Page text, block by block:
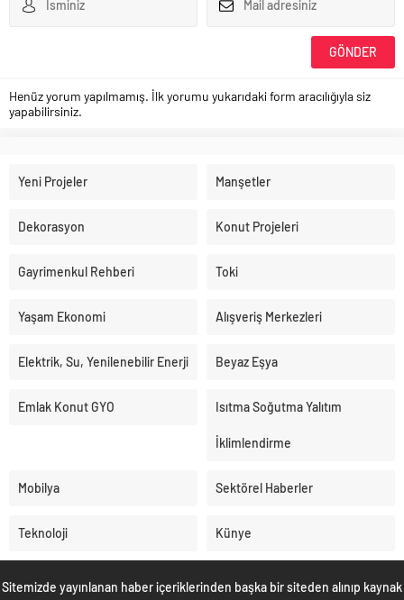
Henüz yorum yapılmamış. İlk yorumu yukarıdaki form aracılığıyla siz
yapabilirsiniz.
Yeni Projeler Manşetler
Dekorasyon Konut Projeleri
Gayrimenkul Rehberi Toki
Yaşam Ekonomi Alışveriş Merkezleri
Elektrik, Su, Yenilenebilir Enerji Beyaz Eşya
Emlak Konut GYO Isıtma Soğutma Yalıtım
İklimlendirme
Mobilya Sektörel Haberler
Teknoloji Künye
Sitemizde yayınlanan haber içeriklerinden başka bir siteden alınıp kaynak